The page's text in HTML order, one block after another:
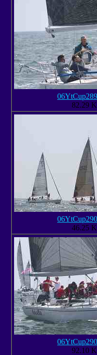
82.29
46.25
92.10